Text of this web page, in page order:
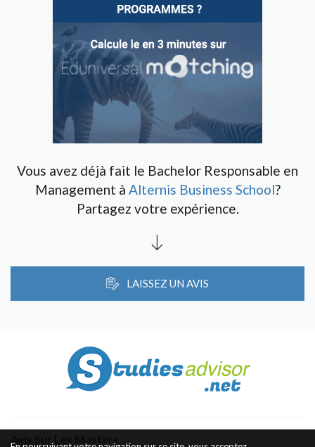
Vous avez déjà fait le Bachelor Responsable en
Management à Alternis Business School?
Partagez votre expérience.
LAISSEZ UN AVIS